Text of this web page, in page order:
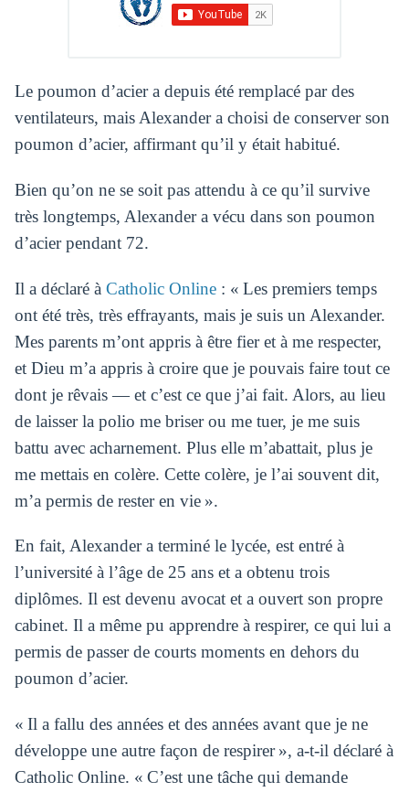
Le poumon d’acier a depuis été remplacé par des
ventilateurs, mais Alexander a choisi de conserver son
poumon d’acier, affirmant qu’il y était habitué.
Bien qu’on ne se soit pas attendu à ce qu’il survive
très longtemps, Alexander a vécu dans son poumon
d’acier pendant 72.
Il a déclaré à Catholic Online: « Les premiers temps
ont été très, très effrayants, mais je suis un Alexander.
Mes parents m’ont appris à être fier et à me respecter,
et Dieu m’a appris à croire que je pouvais faire tout ce
dont je rêvais — et c’est ce que j’ai fait. Alors, au lieu
de laisser la polio me briser ou me tuer, je me suis
battu avec acharnement. Plus elle m’abattait, plus je
me mettais en colère. Cette colère, je l’ai souvent dit,
m’a permis de rester en vie ».
En fait, Alexander a terminé le lycée, est entré à
l’université à l’âge de 25 ans et a obtenu trois
diplômes. Il est devenu avocat et a ouvert son propre
cabinet. Il a même pu apprendre à respirer, ce qui lui a
permis de passer de courts moments en dehors du
poumon d’acier.
« Il a fallu des années et des années avant que je ne
développe une autre façon de respirer », a-t-il déclaré à
Catholic Online. « C’est une tâche qui demande